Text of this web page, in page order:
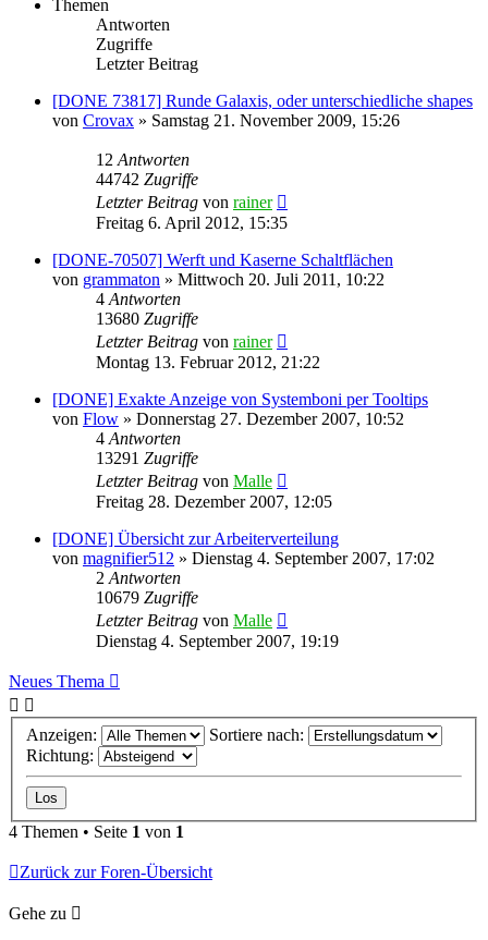
Themen
Antworten
Zugriffe
Letzter Beitrag
[DONE 73817] Runde Galaxis, oder unterschiedliche shapes
von Crovax » Samstag 21. November 2009, 15:26
12 Antworten
44742 Zugriffe
Letzter Beitrag von rainer
Freitag 6. April 2012, 15:35
[DONE-70507] Werft und Kaserne Schaltflächen
von grammaton » Mittwoch 20. Juli 2011, 10:22
4 Antworten
13680 Zugriffe
Letzter Beitrag von rainer
Montag 13. Februar 2012, 21:22
[DONE] Exakte Anzeige von Systemboni per Tooltips
von Flow » Donnerstag 27. Dezember 2007, 10:52
4 Antworten
13291 Zugriffe
Letzter Beitrag von Malle
Freitag 28. Dezember 2007, 12:05
[DONE] Übersicht zur Arbeiterverteilung
von magnifier512 » Dienstag 4. September 2007, 17:02
2 Antworten
10679 Zugriffe
Letzter Beitrag von Malle
Dienstag 4. September 2007, 19:19
Neues Thema
Anzeigen:
Sortiere nach:
Richtung:
4 Themen • Seite 1 von 1
Zurück zur Foren-Übersicht
Gehe zu